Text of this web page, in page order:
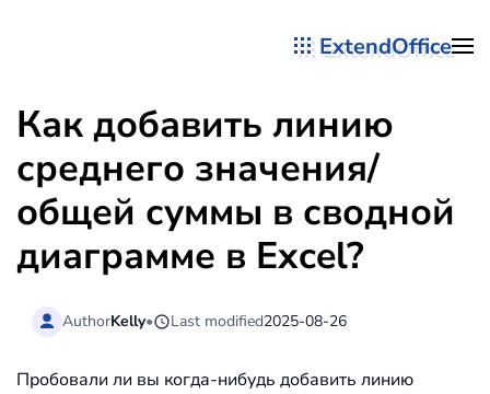
ExtendOffice
Как добавить линию
среднего значения/
общей суммы в сводной
диаграмме в Excel?
AuthorKelly• Last modified2025-08-26
Пробовали ли вы когда-нибудь добавить линию